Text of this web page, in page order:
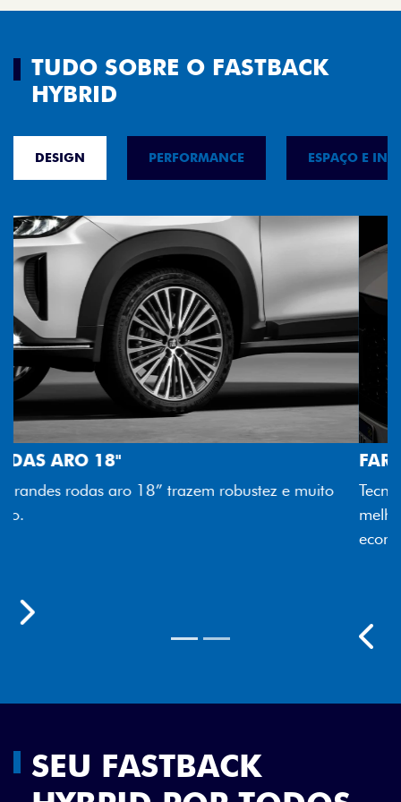
TUDO SOBRE O FASTBACK
HYBRID
DESIGN PERFORMANCE ESPAÇO E
FAROL FULL LED
Tecnologia dos faróis totalmente em LED garante
melhor luminosidade, maior durabilidade e mais
SEU FASTBACK